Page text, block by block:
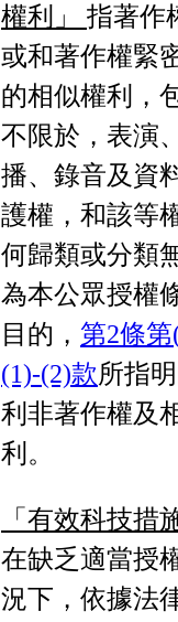
權利」 指著作
或和著作權緊
的相似權利，
不限於，表演
播、錄音及資
護權，和該等
何歸類或分類
為本公眾授權
目的， 第2條第
(1)-(2)款所指
利非著作權及
利。
「有效科技措
在缺乏適當授
況下，依據法